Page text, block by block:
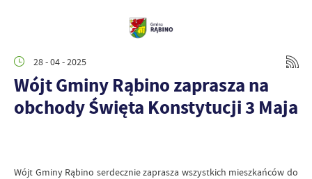
28 - 04 - 2025
Wójt Gminy Rąbino zaprasza na
obchody Święta Konstytucji 3 Maja
Wójt Gminy Rąbino serdecznie zaprasza wszystkich mieszkańców do